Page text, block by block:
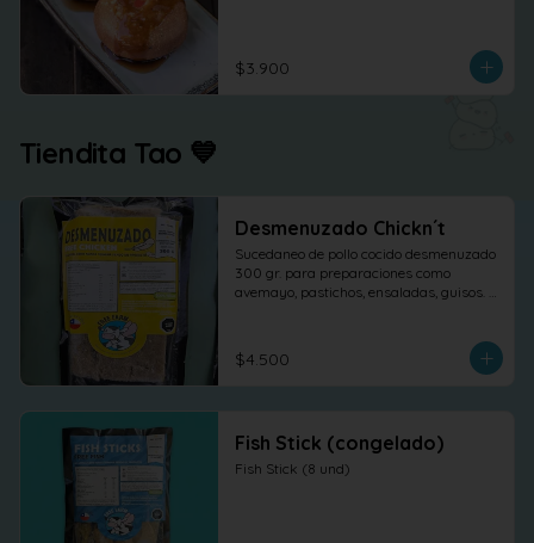
$3.900
Tiendita Tao 💙
Desmenuzado Chickn´t
Sucedaneo de pollo cocido desmenuzado
300 gr. para preparaciones como
avemayo, pastichos, ensaladas, guisos.
$4.500
Fish Stick (congelado)
Fish Stick (8 und)